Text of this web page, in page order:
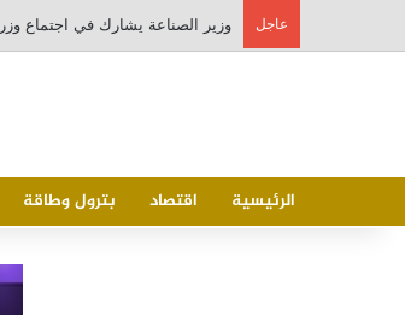
عاجل سيدبك تؤكد ريادتها في جودة
الرئيسية اقتصاد بترول وطاقة